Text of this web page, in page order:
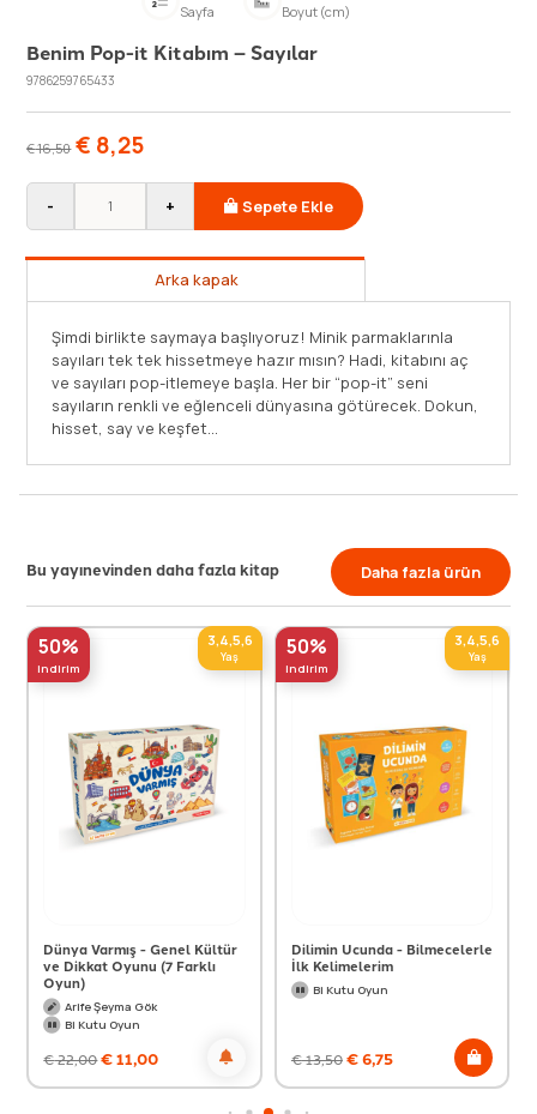
Sayfa Boyut (cm)
Benim Pop-it Kitabım – Sayılar
9786259765433
€16,50 € 8,25
- + Sepete Ekle
Arka kapak
Şimdi birlikte saymaya başlıyoruz! Minik parmaklarınla
sayıları tek tek hissetmeye hazır mısın? Hadi, kitabını aç
ve sayıları pop-itlemeye başla. Her bir “pop-it” seni
sayıların renkli ve eğlenceli dünyasına götürecek. Dokun,
hisset, say ve keşfet…
Bu yayınevinden daha fazla kitap Daha fazla ürün
50%
indirim
3,4,5,6
Yaş
Dünya Varmış - Genel Kültür
ve Dikkat Oyunu (7 Farklı
Oyun)
Arife Şeyma Gök
Bi Kutu Oyun
€22,00€11,00
50%
indirim
3,4,5,6
Yaş
Dilimin Ucunda - Bilmecelerle
İlk Kelimelerim
Bi Kutu Oyun
€13,50€6,75